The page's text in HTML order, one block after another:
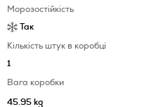
Морозостійкість
Так
Кількість штук в коробці
1
Вага коробки
45.95 kg